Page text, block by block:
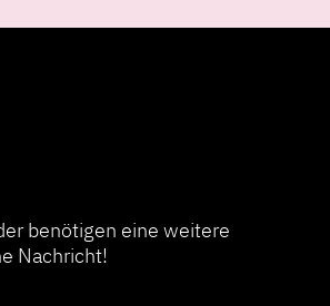
benötigen eine weitere
Nachricht!